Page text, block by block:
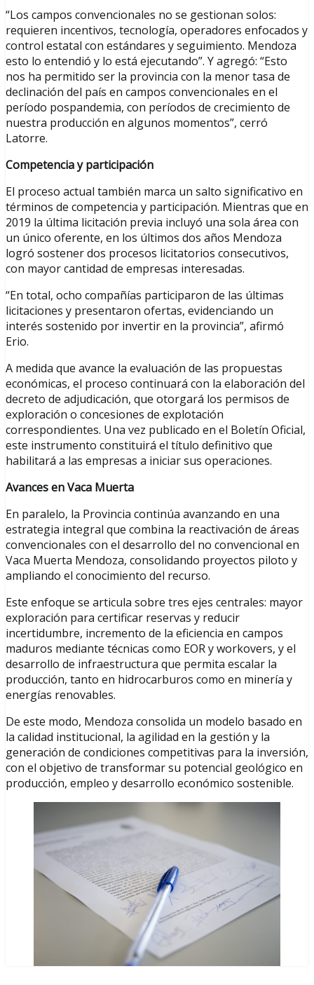
“Los campos convencionales no se gestionan solos:
requieren incentivos, tecnología, operadores enfocados y
control estatal con estándares y seguimiento. Mendoza
esto lo entendió y lo está ejecutando”. Y agregó: “Esto
nos ha permitido ser la provincia con la menor tasa de
declinación del país en campos convencionales en el
período pospandemia, con períodos de crecimiento de
nuestra producción en algunos momentos”, cerró
Latorre.
Competencia y participación
El proceso actual también marca un salto significativo en
términos de competencia y participación. Mientras que en
2019 la última licitación previa incluyó una sola área con
un único oferente, en los últimos dos años Mendoza
logró sostener dos procesos licitatorios consecutivos,
con mayor cantidad de empresas interesadas.
“En total, ocho compañías participaron de las últimas
licitaciones y presentaron ofertas, evidenciando un
interés sostenido por invertir en la provincia”, afirmó
Erio.
A medida que avance la evaluación de las propuestas
económicas, el proceso continuará con la elaboración del
decreto de adjudicación, que otorgará los permisos de
exploración o concesiones de explotación
correspondientes. Una vez publicado en el Boletín Oficial,
este instrumento constituirá el título definitivo que
habilitará a las empresas a iniciar sus operaciones.
Avances en Vaca Muerta
En paralelo, la Provincia continúa avanzando en una
estrategia integral que combina la reactivación de áreas
convencionales con el desarrollo del no convencional en
Vaca Muerta Mendoza, consolidando proyectos piloto y
ampliando el conocimiento del recurso.
Este enfoque se articula sobre tres ejes centrales: mayor
exploración para certificar reservas y reducir
incertidumbre, incremento de la eficiencia en campos
maduros mediante técnicas como EOR y workovers, y el
desarrollo de infraestructura que permita escalar la
producción, tanto en hidrocarburos como en minería y
energías renovables.
De este modo, Mendoza consolida un modelo basado en
la calidad institucional, la agilidad en la gestión y la
generación de condiciones competitivas para la inversión,
con el objetivo de transformar su potencial geológico en
producción, empleo y desarrollo económico sostenible.